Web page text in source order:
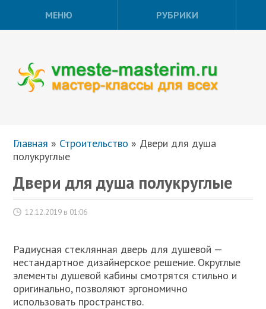
МЕНЮ РУБРИКИ
Главная » Строительство » Двери для душа
полукруглые
Двери для душа полукруглые
12.12.2019 в 01:06
Радиусная стеклянная дверь для душевой —
нестандартное дизайнерское решение. Округлые
элементы душевой кабины смотрятся стильно и
оригинально, позволяют эргономично
использовать пространство.